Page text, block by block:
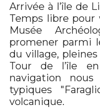
Arrivée à l’île de
Temps libre pour
Musée
promener parmi
du village,
Tour de l’île
navigation
typiques
volcanique.